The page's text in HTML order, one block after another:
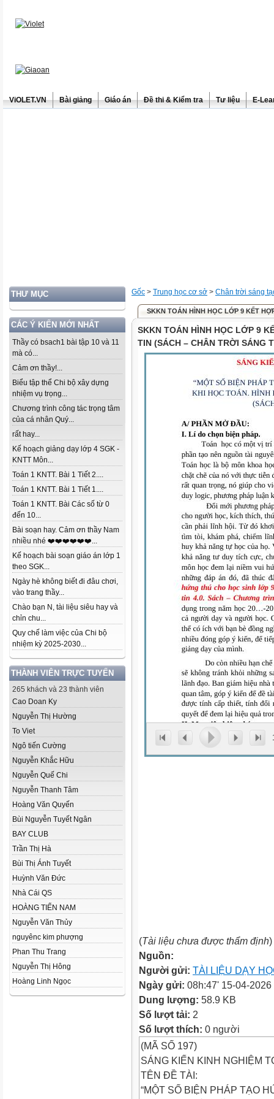
ViOLET.VN Bài giảng Giáo án Đề thi & Kiểm tra Tư liệu E-
THƯ MỤC
CÁC Ý KIẾN MỚI NHẤT
Thầy có bsach1 bài tập 10 và 11
mà có...
Cảm ơn thầy!...
Biểu tập thể Chi bộ xây dựng
nhiệm vụ trọng...
Chương trình công tác trọng tâm
của cá nhân Quý...
rất hay...
Kế hoạch giảng dạy lớp 4 SGK -
KNTT Môn...
Toán 1 KNTT. Bài 1 Tiết 2....
Toán 1 KNTT. Bài 1 Tiết 1....
Toán 1 KNTT. Bài Các số từ 0
đến 10...
Bài soạn hay. Cảm ơn thầy Nam
nhiều nhé ❤️❤️❤️❤️❤️❤️...
Kế hoạch bài soạn giáo án lớp 1
theo SGK...
Ngày hè không biết đi đâu chơi,
vào trang thầy...
Chào bạn N, tài liệu siêu hay và
chỉn chu...
Quy chế làm việc của Chi bộ
nhiệm kỳ 2025-2030...
THÀNH VIÊN TRỰC TUYẾN
265 khách và 23 thành viên
Cao Doan Ky
Nguyễn Thị Hường
To Viet
Ngô tiến Cường
Nguyễn Khắc Hữu
Nguyễn Quế Chi
Nguyễn Thanh Tâm
Hoàng Văn Quyến
Bùi Nguyễn Tuyết Ngân
BAY CLUB
Trần Thị Hà
Bùi Thị Ánh Tuyết
Huỳnh Văn Đức
Nhà Cái QS
HOÀNG TIẾN NAM
Nguyễn Văn Thủy
nguyênc kim phượng
Phan Thu Trang
Nguyễn Thị Hông
Hoàng Linh Ngọc
Gốc > Trung học cơ sở > Chân trời sáng
SKKN TOÁN HÌNH HỌC LỚP 9 KẾT
SKKN TOÁN HÌNH HỌC LỚP 9
TIN (SÁCH – CHÂN TRỜI SÁNG
(Tài liệu chưa được thẩm định)
Nguồn:
Người gửi: TÀI LIỆU DẠY
Ngày gửi: 08h:47' 15-04-2026
Dung lượng: 58.9 KB
Số lượt tải: 2
Số lượt thích: 0 người
(MÃ SỐ 197)
SÁNG KIẾN KINH NGHIỆM
TÊN ĐỀ TÀI:
“MỘT SỐ BIỆN PHÁP TẠO